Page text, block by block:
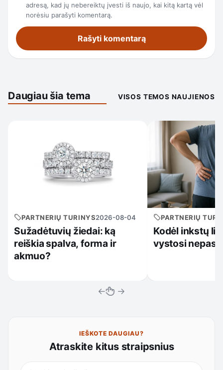
adresą, kad jų nebereiktų įvesti iš naujo, kai kitą kartą vėl
norėsiu parašyti komentarą.
Daugiau šia tema VISOS TEMOS NAUJIENOS
PARTNERIŲ TURINYS2026-08-04
Sužadėtuvių žiedai: ką
reiškia spalva, forma ir
akmuo?
PARTNERIŲ
Kodėl inkstų
vystosi
← →
IEŠKOTE DAUGIAU?
Atraskite kitus straipsnius